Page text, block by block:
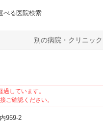
べる医院検索
しています。
ご確認ください。
959-2